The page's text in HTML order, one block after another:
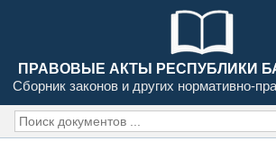
ПРАВОВЫЕ АКТЫ РЕСПУБЛИКИ
Сборник законов и других нормативно-